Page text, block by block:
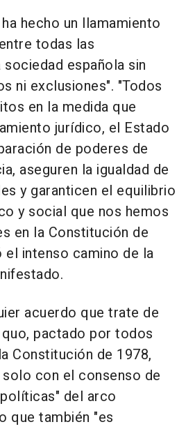
hecho un llamamiento
todas las
española sin
ni exclusiones". "Todos
en la medida que
jurídico, el Estado
de poderes de
aseguren la igualdad de
y garanticen el equilibrio
y social que nos hemos
en la Constitución de
el intenso camino de la
acuerdo que trate de
pactado por todos
Constitución de 1978,
con el consenso de
del arco
que también "es